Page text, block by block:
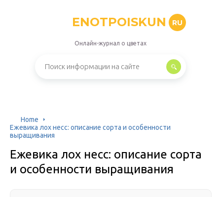
ENOTPOISKUN RU
Онлайн-журнал о цветах
Home
Ежевика лох несс: описание сорта и особенности
выращивания
Ежевика лох несс: описание сорта
и особенности выращивания